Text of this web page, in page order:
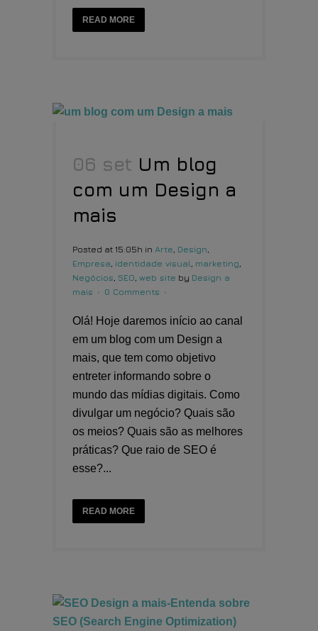
READ MORE
06 set Um blog
com um Design a
mais
Posted at 15:05h in Arte, Design,
Empresa, identidade visual, marketing,
Negócios, SEO, web site by Design a
mais
0 Comments
Olá! Hoje daremos início ao canal
em um blog com um Design a
mais, que tem como objetivo
entreter informando sobre o
mundo das mídias digitais. Como
divulgar um negócio? Quais são
os meios? Quais são as melhores
práticas? Que raio de SEO é
esse?...
READ MORE